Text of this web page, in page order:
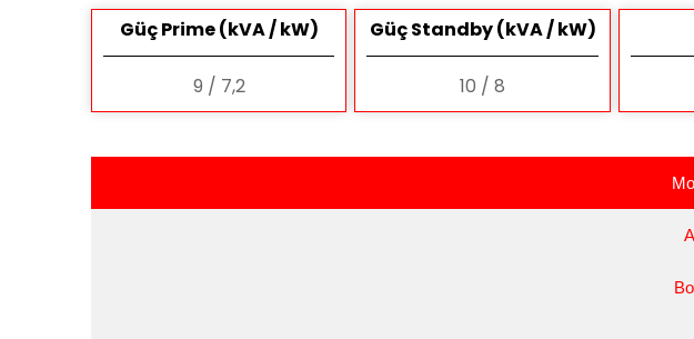
Güç Prime (kVA / kW)
9 / 7,2
Güç Standby (kVA / kW)
10 / 8